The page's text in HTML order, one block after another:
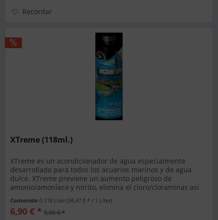
Recordar
XTreme (118ml.)
XTreme es un acondicionador de agua especialmente
desarrollado para todos los acuarios marinos y de agua
dulce. XTreme previene un aumento peligroso de
amonio/amoníaco y nitrito, elimina el cloro/cloraminas así
Contenido 0.118 Liter(58,47 € * / 1 Liter)
6,90 € * 9,90 € *